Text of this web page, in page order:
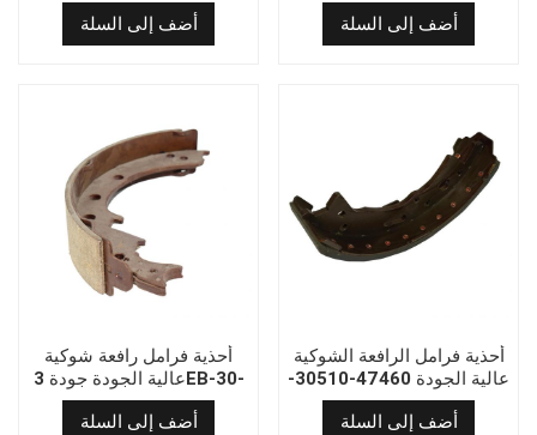
أضف إلى السلة أضف إلى السلة
أحذية فرامل رافعة شوكية
عالية الجودة جودة 3EB-30-
31451
أضف إلى السلة
أحذية فرامل الرافعة الشوكية
عالية الجودة 47460-30510-
71
أضف إلى السلة